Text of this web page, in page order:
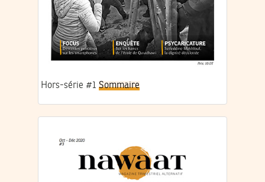
Hors-série #1 Sommaire